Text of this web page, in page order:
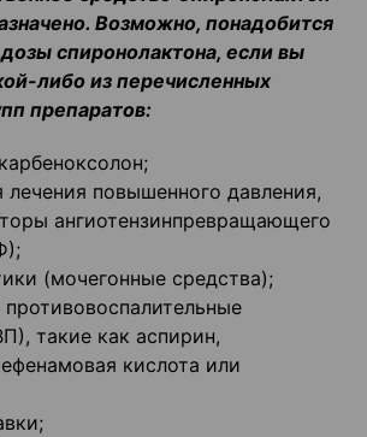
Возможно, понадобится
спиронолактона, если вы
либо из перечисленных
препаратов:
лечения повышенного давления,
ангиотензинпревращающего
(мочегонные средства);
такие как аспирин,
кислота или